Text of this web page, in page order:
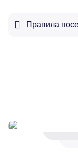
Правила